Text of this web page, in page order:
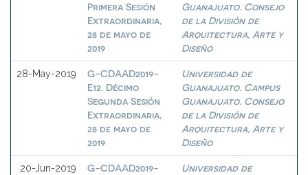
Primera Sesión
Extraordinaria,
28 de mayo de
2019
Guanajuato. Consejo
de la División de
Arquitectura, Arte y
Diseño
28-May-2019
G-CDAAD2019-
E12. Décimo
Segunda Sesión
Extraordinaria,
28 de mayo de
2019
Universidad de
Guanajuato. Campus
Guanajuato. Consejo
de la División de
Arquitectura, Arte y
Diseño
20-Jun-2019
G-CDAAD2019-
Universidad de